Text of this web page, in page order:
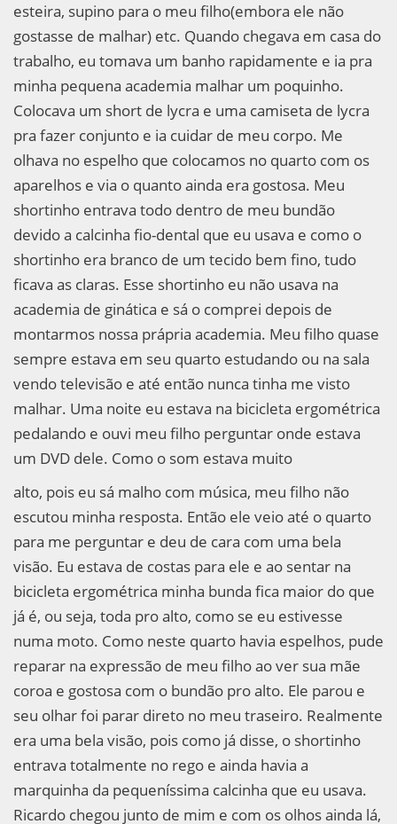
esteira, supino para o meu filho(embora ele não
gostasse de malhar) etc. Quando chegava em casa do
trabalho, eu tomava um banho rapidamente e ia pra
minha pequena academia malhar um poquinho.
Colocava um short de lycra e uma camiseta de lycra
pra fazer conjunto e ia cuidar de meu corpo. Me
olhava no espelho que colocamos no quarto com os
aparelhos e via o quanto ainda era gostosa. Meu
shortinho entrava todo dentro de meu bundão
devido a calcinha fio-dental que eu usava e como o
shortinho era branco de um tecido bem fino, tudo
ficava as claras. Esse shortinho eu não usava na
academia de ginática e sá o comprei depois de
montarmos nossa prápria academia. Meu filho quase
sempre estava em seu quarto estudando ou na sala
vendo televisão e até então nunca tinha me visto
malhar. Uma noite eu estava na bicicleta ergométrica
pedalando e ouvi meu filho perguntar onde estava
um DVD dele. Como o som estava muito
alto, pois eu sá malho com música, meu filho não
escutou minha resposta. Então ele veio até o quarto
para me perguntar e deu de cara com uma bela
visão. Eu estava de costas para ele e ao sentar na
bicicleta ergométrica minha bunda fica maior do que
já é, ou seja, toda pro alto, como se eu estivesse
numa moto. Como neste quarto havia espelhos, pude
reparar na expressão de meu filho ao ver sua mãe
coroa e gostosa com o bundão pro alto. Ele parou e
seu olhar foi parar direto no meu traseiro. Realmente
era uma bela visão, pois como já disse, o shortinho
entrava totalmente no rego e ainda havia a
marquinha da pequeníssima calcinha que eu usava.
Ricardo chegou junto de mim e com os olhos ainda lá,